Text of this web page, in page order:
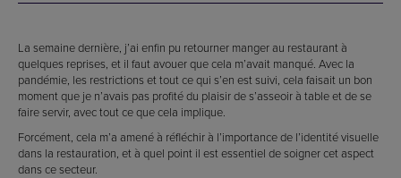
La semaine dernière, j’ai enfin pu retourner manger au restaurant à
quelques reprises, et il faut avouer que cela m’avait manqué. Avec la
pandémie, les restrictions et tout ce qui s’en est suivi, cela faisait un bon
moment que je n’avais pas profité du plaisir de s’asseoir à table et de se
faire servir, avec tout ce que cela implique.
Forcément, cela m’a amené à réfléchir à l’importance de l’identité visuelle
dans la restauration, et à quel point il est essentiel de soigner cet aspect
dans ce secteur.